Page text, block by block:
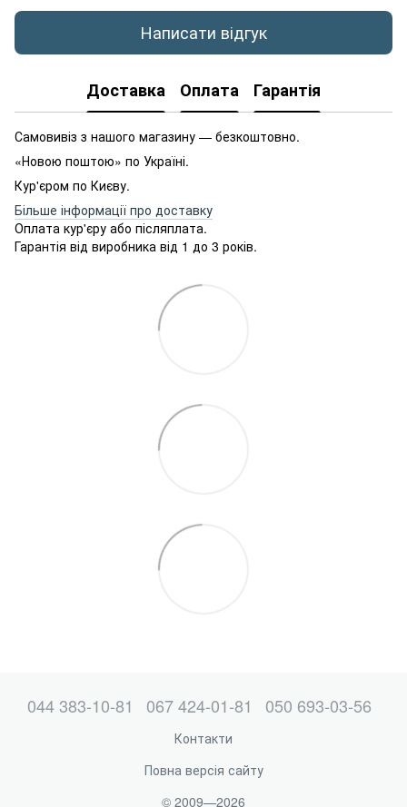
Написати відгук
Доставка Оплата Гарантія
Самовивіз з нашого магазину — безкоштовно.
«Новою поштою» по Україні.
Кур'єром по Києву.
Більше інформації про доставку
Оплата кур'єру або післяплата.
Гарантія від виробника від 1 до 3 років.
044 383-10-81 067 424-01-81 050 693-03-56
Контакти
Повна версія сайту
© 2009—2026